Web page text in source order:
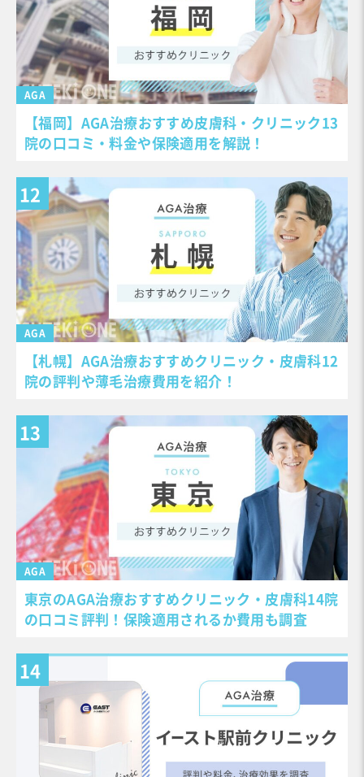
AGA
【福岡】AGA治療おすすめ皮膚科・クリニック13
院の口コミ・料金や保険適用を解説！
AGA
【札幌】AGA治療おすすめクリニック・皮膚科12
院の評判や薄毛治療費用を紹介！
AGA
東京のAGA治療おすすめクリニック・皮膚科14院
の口コミ評判！保険適用されるか費用も調査